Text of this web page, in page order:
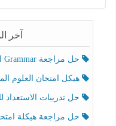
آخر
حل مراجعة Grammar اللغة الإنجليزية الصف الخامس الفصل الثالث
هيكل امتحان العلوم المتكاملة
حل تدريبات الاستعداد للاختبار
حل مراجعة هيكلة امتحان العلوم